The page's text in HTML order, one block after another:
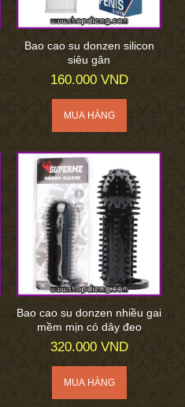
Bao cao su donzen silicon
siêu gân
160.000 VND
Bao cao su donzen nhiều gai
mềm mịn có dây đeo
320.000 VND